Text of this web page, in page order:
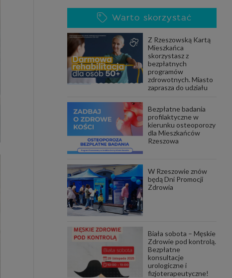
Warto skorzystać
Z Rzeszowską Kartą
Mieszkańca
skorzystasz z
bezpłatnych
programów
zdrowotnych. Miasto
zaprasza do udziału
Bezpłatne badania
profilaktyczne w
kierunku osteoporozy
dla Mieszkańców
Rzeszowa
W Rzeszowie znów
będą Dni Promocji
Zdrowia
Biała sobota – Męskie
Zdrowie pod kontrolą.
Bezpłatne
konsultacje
urologiczne i
fizjoterapeutyczne!